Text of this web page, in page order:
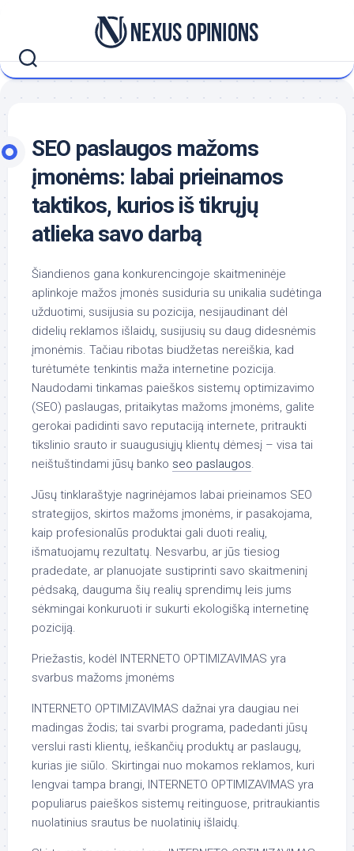
SEO paslaugos mažoms
įmonėms: labai prieinamos
taktikos, kurios iš tikrųjų
atlieka savo darbą
Šiandienos gana konkurencingoje skaitmeninėje
aplinkoje mažos įmonės susiduria su unikalia sudėtinga
užduotimi, susijusia su pozicija, nesijaudinant dėl
didelių reklamos išlaidų, susijusių su daug didesnėmis
įmonėmis. Tačiau ribotas biudžetas nereiškia, kad
turėtumėte tenkintis maža internetine pozicija.
Naudodami tinkamas paieškos sistemų optimizavimo
(SEO) paslaugas, pritaikytas mažoms įmonėms, galite
gerokai padidinti savo reputaciją internete, pritraukti
tikslinio srauto ir suaugusiųjų klientų dėmesį – visa tai
neištuštindami jūsų banko seo paslaugos.
Jūsų tinklaraštyje nagrinėjamos labai prieinamos SEO
strategijos, skirtos mažoms įmonėms, ir pasakojama,
kaip profesionalūs produktai gali duoti realių,
išmatuojamų rezultatų. Nesvarbu, ar jūs tiesiog
pradedate, ar planuojate sustiprinti savo skaitmeninį
pėdsaką, dauguma šių realių sprendimų leis jums
sėkmingai konkuruoti ir sukurti ekologišką internetinę
poziciją.
Priežastis, kodėl INTERNETO OPTIMIZAVIMAS yra
svarbus mažoms įmonėms
INTERNETO OPTIMIZAVIMAS dažnai yra daugiau nei
madingas žodis; tai svarbi programa, padedanti jūsų
verslui rasti klientų, ieškančių produktų ar paslaugų,
kurias jie siūlo. Skirtingai nuo mokamos reklamos, kuri
lengvai tampa brangi, INTERNETO OPTIMIZAVIMAS yra
populiarus paieškos sistemų reitinguose, pritraukiantis
nuolatinius srautus be nuolatinių išlaidų.